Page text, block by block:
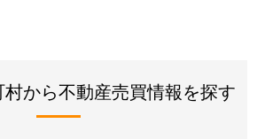
から不動産売買情報を探す